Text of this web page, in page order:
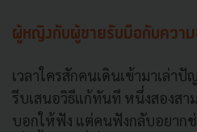
ผู้หญิงกับผู้ชายรับมือกับความ
เวลาใครสักคนเดินเข้ามาเล่า
รีบเสนอวิธีแก้ทันที หนึ่งสองสา
บอกให้ฟัง แต่คนฟังกลับอยาก